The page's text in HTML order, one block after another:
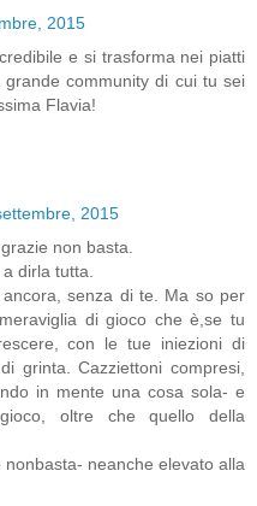
2015
e si trasforma nei piatti
community di cui tu sei
Flavia!
2015
non basta.
dirla tutta.
senza di te. Ma so per
di gioco che è,se tu
con le tue iniezioni di
grinta. Cazziettoni compresi,
in mente una cosa sola- e
oltre che quello della
neanche elevato alla